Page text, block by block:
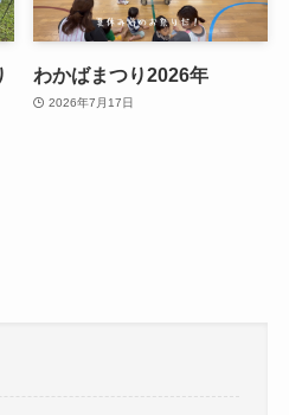
わかばまつり2026年
2026年7月17日